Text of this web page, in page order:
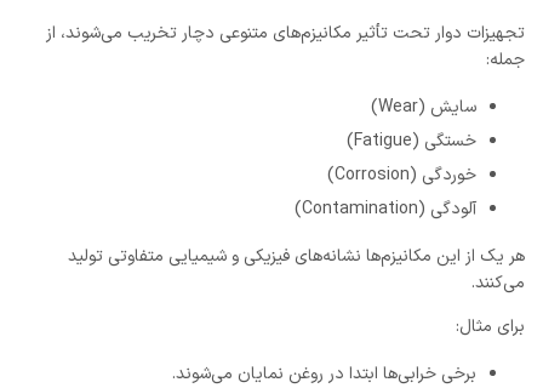
تجهیزات دوار تحت تأثیر مکانیزم‌های متنوعی دچار تخریب می‌شوند، از
جمله:
سایش (Wear)
خستگی (Fatigue)
خوردگی (Corrosion)
آلودگی (Contamination)
هر یک از این مکانیزم‌ها نشانه‌های فیزیکی و شیمیایی متفاوتی تولید
می‌کنند.
برای مثال:
برخی خرابی‌ها ابتدا در روغن نمایان می‌شوند.